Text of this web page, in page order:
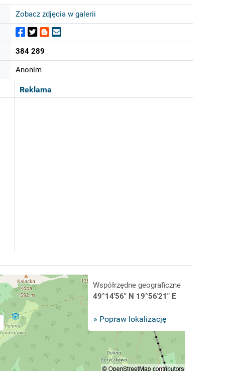
Zobacz zdjęcia w galerii
384 289
Anonim
Reklama
Współrzędne geograficzne
49°14'56" N 19°56'21" E
» Popraw lokalizację